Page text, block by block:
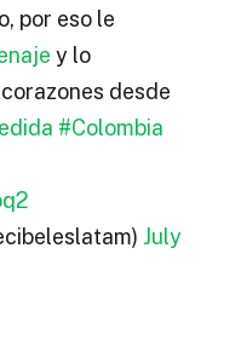
por eso le
y lo
desde
#Colombia
July